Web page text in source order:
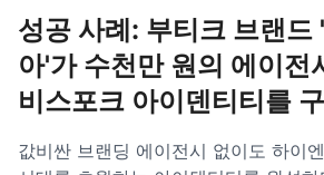
성공 사례: 부티크 브랜드
아'가 수천만 원의 에이전
비스포크 아이덴티티를
값비싼 브랜딩 에이전시 없이도 하이